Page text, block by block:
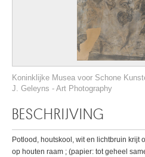
Koninklijke Musea voor Schone
J. Geleyns - Art Photography
BESCHRIJVING
Potlood, houtskool, wit en lichtbruin krijt
op houten raam ; (papier: tot geheel